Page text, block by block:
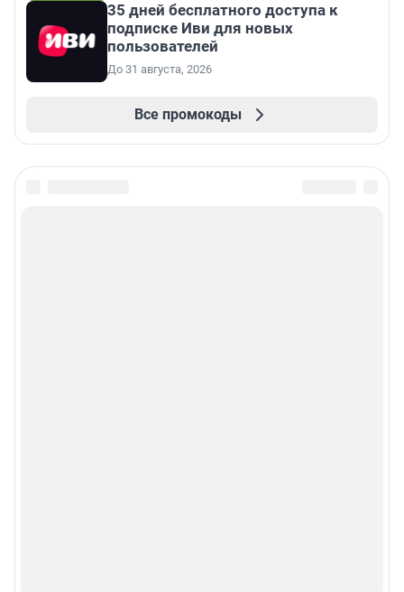
35 дней бесплатного доступа к
подписке Иви для новых
пользователей
До 31 августа, 2026
Все промокоды